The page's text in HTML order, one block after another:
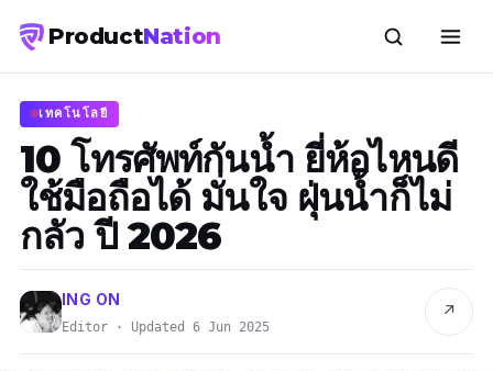
ProductNation
เทคโนโลยี
10 โทรศัพท์กันน้ำ ยี่ห้อไหนดี
ใช้มือถือได้ มั่นใจ ฝุ่นน้ำก็ไม่
กลัว ปี 2026
ING ON
Editor · Updated 6 Jun 2025
↗